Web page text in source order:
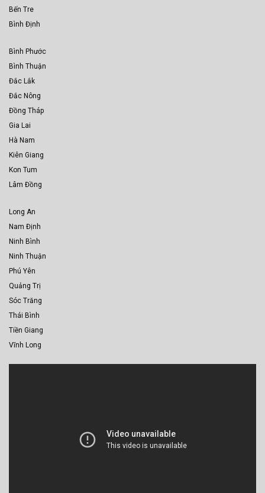
Bến Tre
Bình Định
Bình Phước
Bình Thuận
Đắc Lắk
Đắc Nông
Đồng Tháp
Gia Lai
Hà Nam
Kiên Giang
Kon Tum
Lâm Đồng
Long An
Nam Định
Ninh Bình
Ninh Thuận
Phú Yên
Quảng Trị
Sóc Trăng
Thái Bình
Tiền Giang
Vĩnh Long